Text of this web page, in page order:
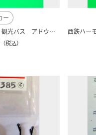
ー
上田バス エアロエース 観光バス アドウィング製
（税込）